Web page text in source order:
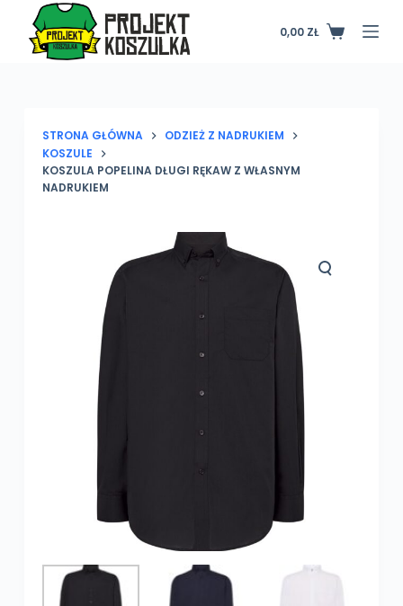
Koszyk
0,00 ZŁ
STRONA GŁÓWNA
ODZIEŻ Z NADRUKIEM
KOSZULE
KOSZULA POPELINA DŁUGI RĘKAW Z WŁASNYM
NADRUKIEM